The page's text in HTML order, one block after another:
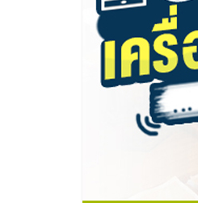
รวม
ธุรกิจ